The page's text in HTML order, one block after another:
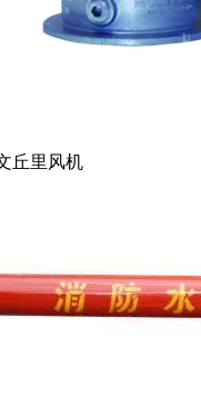
丘里风机